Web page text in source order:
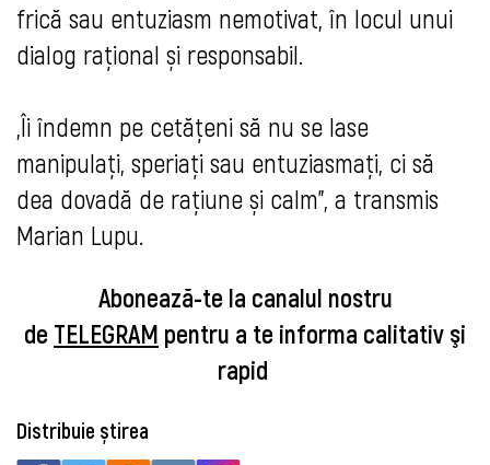
frică sau entuziasm nemotivat, în locul unui
dialog rațional și responsabil.
„Îi îndemn pe cetățeni să nu se lase
manipulați, speriați sau entuziasmați, ci să
dea dovadă de rațiune și calm”, a transmis
Marian Lupu.
Abonează-te la canalul nostru
de TELEGRAM pentru a te informa calitativ şi
rapid
Distribuie știrea